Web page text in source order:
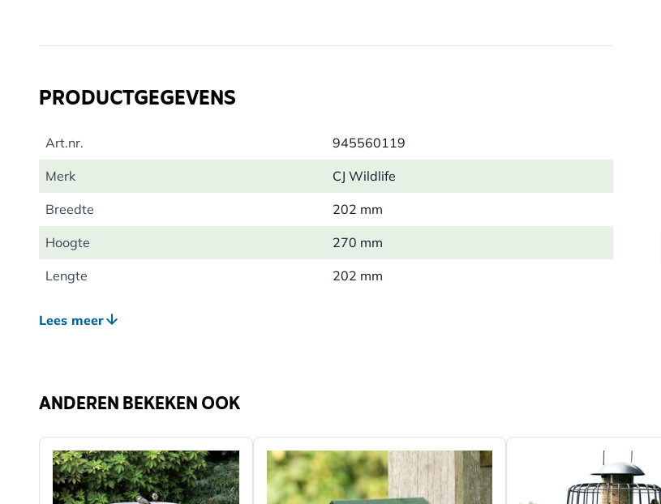
een tak of haak/beugel met behulp van de meegeleverde metalen haak en kijk hoe de
Geschikt voor vier vetbollen.
PRODUCTGEGEVENS
Art.nr. 945560119
Merk CJ Wildlife
Breedte 202 mm
Hoogte 270 mm
Lengte 202 mm
Materiaal
Lees meer
ANDEREN BEKEKEN OOK